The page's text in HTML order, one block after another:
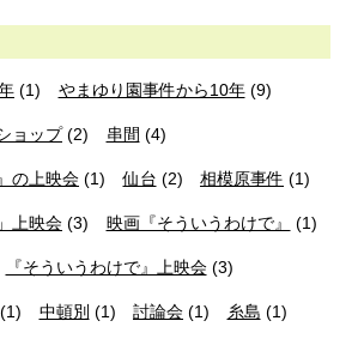
(1) やまゆり園事件から10年(9)
ョップ(2) 串間 (4)
の上映会 (1) 仙台 (2) 相模原事件 (1)
上映会 (3) 映画『そういうわけで』 (1)
『そういうわけで』上映会(3)
(1) 中頓別 (1) 討論会 (1) 糸島 (1)